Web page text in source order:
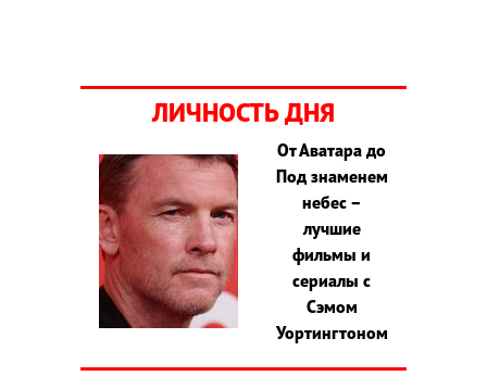
ЛИЧНОСТЬ ДНЯ
От Аватара до
Под знаменем
небес –
лучшие
фильмы и
сериалы с
Сэмом
Уортингтоном